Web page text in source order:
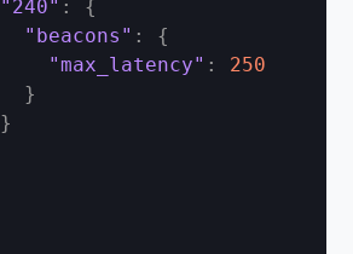
"240" :
{
"beacons" :
{
"max_latency" :
250
}
}